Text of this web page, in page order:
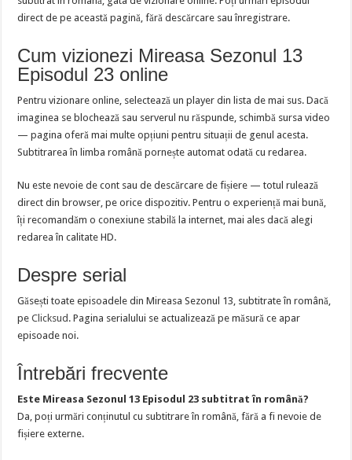
direct de pe această pagină, fără descărcare sau înregistrare.
Cum vizionezi Mireasa Sezonul 13
Episodul 23 online
Pentru vizionare online, selectează un player din lista de mai sus. Dacă
imaginea se blochează sau serverul nu răspunde, schimbă sursa video
— pagina oferă mai multe opțiuni pentru situații de genul acesta.
Subtitrarea în limba română pornește automat odată cu redarea.
Nu este nevoie de cont sau de descărcare de fișiere — totul rulează
direct din browser, pe orice dispozitiv. Pentru o experiență mai bună,
îți recomandăm o conexiune stabilă la internet, mai ales dacă alegi
redarea în calitate HD.
Despre serial
Găsești toate episoadele din Mireasa Sezonul 13, subtitrate în română,
peClicksud . Pagina serialului se actualizează pe măsură ce apar
episoade noi.
Întrebări frecvente
Este Mireasa Sezonul 13 Episodul 23 subtitrat în română?
Da, poți urmări conținutul cu subtitrare în română, fără a fi nevoie de
fișiere externe.